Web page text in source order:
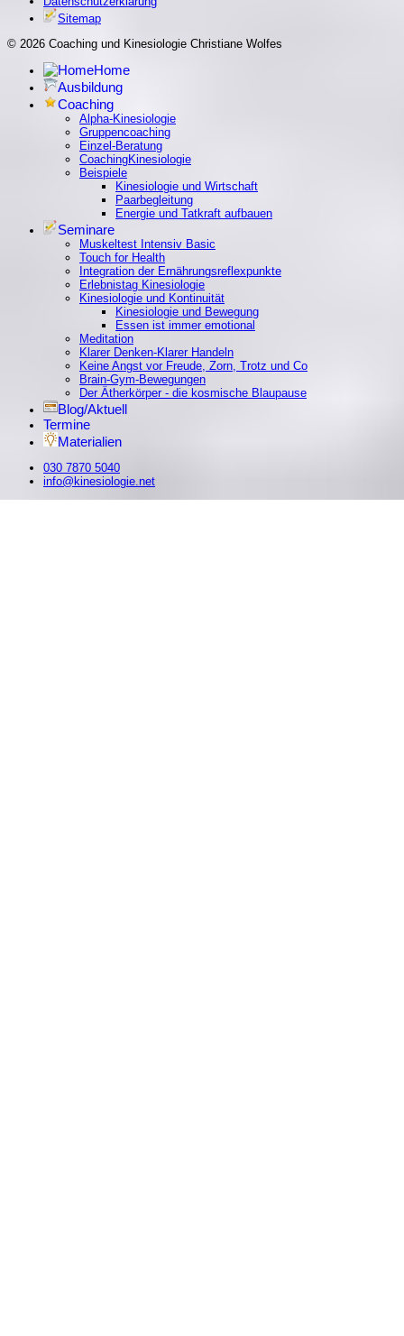
Sitemap
© 2026 Coaching und Kinesiologie Christiane Wolfes
Home
Ausbildung
Coaching
Alpha-Kinesiologie
Gruppencoaching
Einzel-Beratung
CoachingKinesiologie
Beispiele
Kinesiologie und Wirtschaft
Paarbegleitung
Energie und Tatkraft aufbauen
Seminare
Muskeltest Intensiv Basic
Touch for Health
Integration der Ernährungsreflexpunkte
Erlebnistag Kinesiologie
Kinesiologie und Kontinuität
Kinesiologie und Bewegung
Essen ist immer emotional
Meditation
Klarer Denken-Klarer Handeln
Keine Angst vor Freude, Zorn, Trotz und Co
Brain-Gym-Bewegungen
Der Ätherkörper - die kosmische Blaupause
Blog/Aktuell
Termine
Materialien
030 7870 5040
info@kinesiologie.net